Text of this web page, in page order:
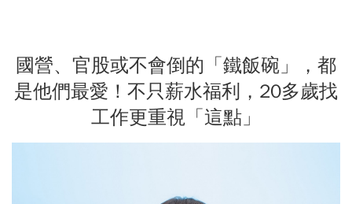
國營、官股或不會倒的「鐵飯碗」，都
是他們最愛！不只薪水福利，20多歲找
工作更重視「這點」